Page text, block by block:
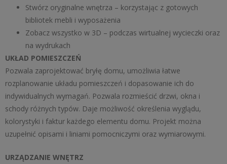
Stwórz oryginalne wnętrza – korzystając z gotowych
bibliotek mebli i wyposażenia
Zobacz wszystko w 3D – podczas wirtualnej wycieczki oraz
na wydrukach
UKŁAD POMIESZCZEŃ
Pozwala zaprojektować bryłę domu, umożliwia łatwe
rozplanowanie układu pomieszczeń i dopasowanie ich do
indywidualnych wymagań. Pozwala rozmieścić drzwi, okna i
schody różnych typów. Daje możliwość określenia wyglądu,
kolorystyki i faktur każdego elementu domu. Projekt można
uzupełnić opisami i liniami pomocniczymi oraz wymiarowymi.
URZĄDZANIE WNĘTRZ